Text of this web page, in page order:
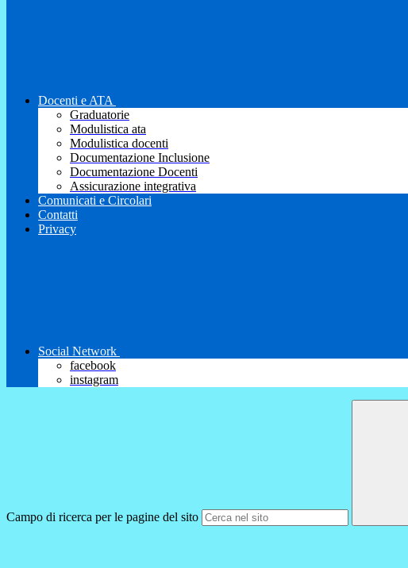
Docenti e ATA
Graduatorie
Modulistica ata
Modulistica docenti
Documentazione Inclusione
Documentazione Docenti
Assicurazione integrativa
Comunicati e Circolari
Contatti
Privacy
Social Network
facebook
instagram
Campo di ricerca per le pagine del sito